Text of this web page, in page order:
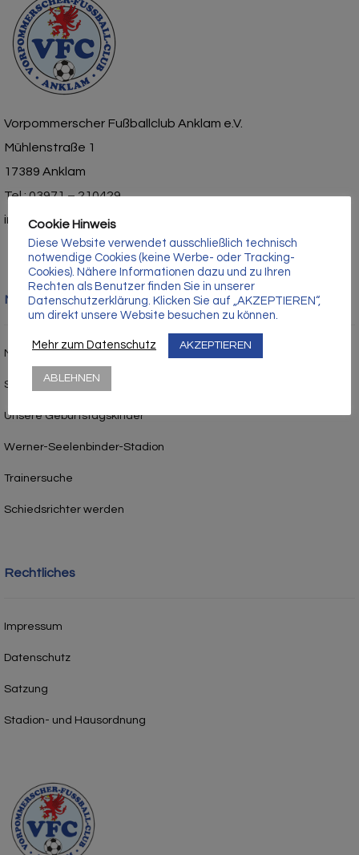
Vorpommerscher Fußballclub Anklam e.V.
Mühlenstraße 1
17389 Anklam
Tel.: 03971 – 210429
info@vfc-anklam.de
Nützliche Links
Mitgliedschaft
Sponsor werden
Unsere Geburtstagskinder
Werner-Seelenbinder-Stadion
Trainersuche
Schiedsrichter werden
Rechtliches
Impressum
Datenschutz
Satzung
Stadion- und Hausordnung
Cookie Hinweis
Diese Website verwendet ausschließlich technisch
notwendige Cookies (keine Werbe- oder Tracking-
Cookies). Nähere Informationen dazu und zu Ihren
Rechten als Benutzer finden Sie in unserer
Datenschutzerklärung. Klicken Sie auf „AKZEPTIEREN“,
um direkt unsere Website besuchen zu können.
Mehr zum Datenschutz AKZEPTIEREN
ABLEHNEN